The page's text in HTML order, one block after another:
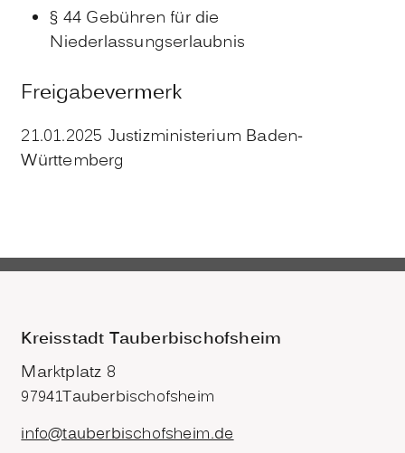
§ 44 Gebühren für die
Niederlassungserlaubnis
Freigabevermerk
21.01.2025 Justizministerium Baden-
Württemberg
Kreisstadt Tauberbischofsheim
Marktplatz 8
97941Tauberbischofsheim
info@tauberbischofsheim.de